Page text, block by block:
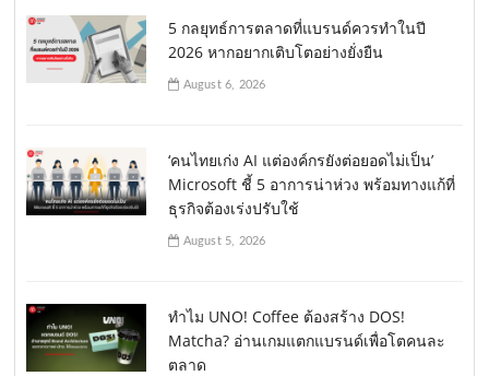
5 กลยุทธ์การตลาดที่แบรนด์ควรทำในปี
2026 หากอยากเติบโตอย่างยั่งยืน
August 6, 2026
‘คนไทยเก่ง AI แต่องค์กรยังต่อยอดไม่เป็น’
Microsoft ชี้ 5 อาการน่าห่วง พร้อมทางแก้ที่
ธุรกิจต้องเร่งปรับใช้
August 5, 2026
ทำไม UNO! Coffee ต้องสร้าง DOS!
Matcha? อ่านเกมแตกแบรนด์เพื่อโตคนละ
ตลาด